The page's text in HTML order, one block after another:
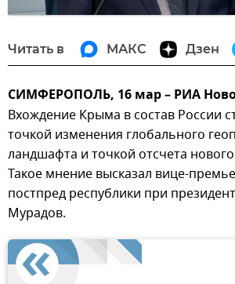
Читать в МАКС Дзен
СИМФЕРОПОЛЬ, 16 мар – РИА
Вхождение Крыма в состав России
точкой изменения глобального
ландшафта и точкой отсчета
Такое мнение высказал вице-
постпред республики при
Мурадов.